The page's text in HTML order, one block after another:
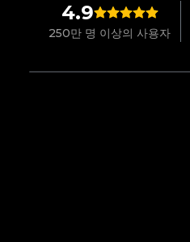
4.9
250만 명 이상의 사용자